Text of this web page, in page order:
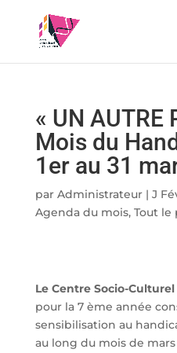
« UN AUTRE
Mois du
1er au 31
par Administrateur| J
Agenda du mois, Tout le
Le Centre Socio-
pour la 7 ème année
sensibilisation au
au long du mois de mars